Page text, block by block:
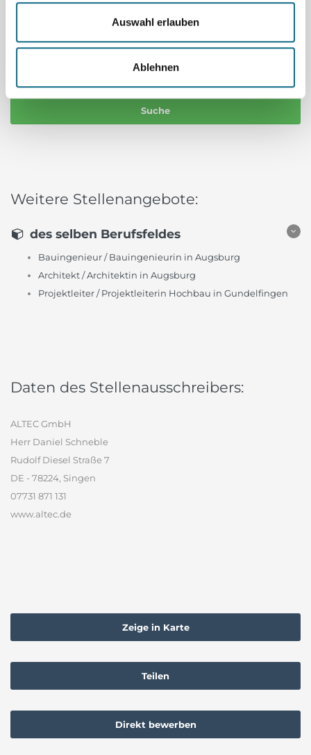
Auswahl erlauben
Ablehnen
Weitere Stellenangebote:
des selben Berufsfeldes
Bauingenieur / Bauingenieurin in Augsburg
Architekt / Architektin in Augsburg
Projektleiter / Projektleiterin Hochbau in Gundelfingen
Daten des Stellenausschreibers:
ALTEC GmbH
Herr Daniel Schneble
Rudolf Diesel Straße 7
DE - 78224, Singen
07731 871 131
www.altec.de
Zeige in Karte
Teilen
Direkt bewerben